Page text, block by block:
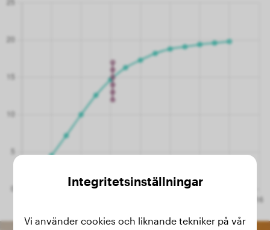
Integritetsinställningar
Vi använder cookies och liknande tekniker på vår